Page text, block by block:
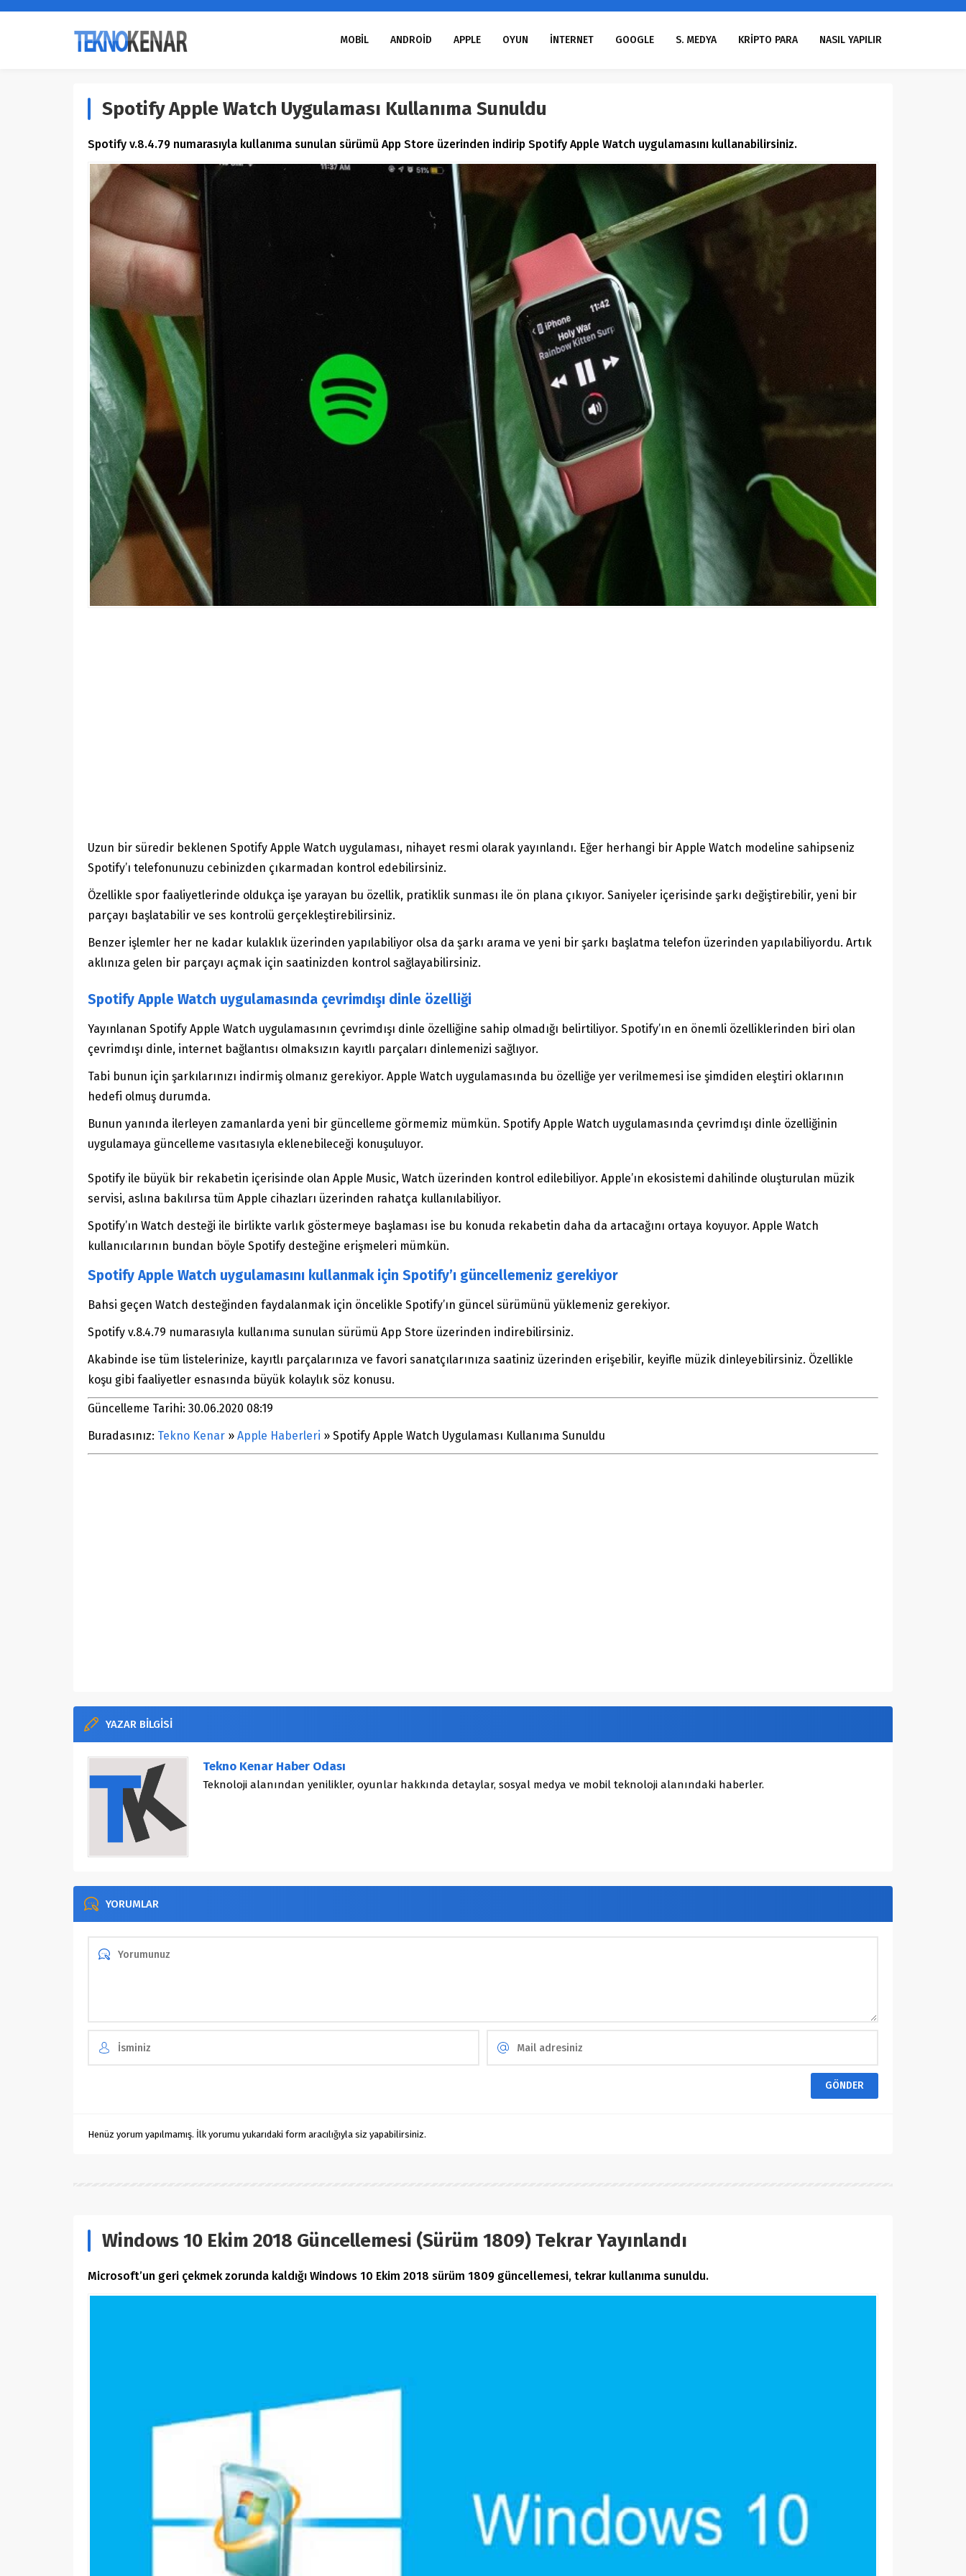
MOBİL ANDROİD APPLE OYUN İNTERNET GOOGLE S. MEDYA KRİPTO PARA NASIL YAPILIR
Spotify Apple Watch Uygulaması Kullanıma Sunuldu
Spotify v.8.4.79 numarasıyla kullanıma sunulan sürümü App Store üzerinden indirip Spotify Apple Watch uygulamasını kullanabilirsiniz.
Uzun bir süredir beklenen Spotify Apple Watch uygulaması, nihayet resmi olarak yayınlandı. Eğer herhangi bir Apple Watch modeline sahipseniz
Spotify’ı telefonunuzu cebinizden çıkarmadan kontrol edebilirsiniz.
Özellikle spor faaliyetlerinde oldukça işe yarayan bu özellik, pratiklik sunması ile ön plana çıkıyor. Saniyeler içerisinde şarkı değiştirebilir, yeni bir
parçayı başlatabilir ve ses kontrolü gerçekleştirebilirsiniz.
Benzer işlemler her ne kadar kulaklık üzerinden yapılabiliyor olsa da şarkı arama ve yeni bir şarkı başlatma telefon üzerinden yapılabiliyordu. Artık
aklınıza gelen bir parçayı açmak için saatinizden kontrol sağlayabilirsiniz.
Spotify Apple Watch uygulamasında çevrimdışı dinle özelliği
Yayınlanan Spotify Apple Watch uygulamasının çevrimdışı dinle özelliğine sahip olmadığı belirtiliyor. Spotify’ın en önemli özelliklerinden biri olan
çevrimdışı dinle, internet bağlantısı olmaksızın kayıtlı parçaları dinlemenizi sağlıyor.
Tabi bunun için şarkılarınızı indirmiş olmanız gerekiyor. Apple Watch uygulamasında bu özelliğe yer verilmemesi ise şimdiden eleştiri oklarının
hedefi olmuş durumda.
Bunun yanında ilerleyen zamanlarda yeni bir güncelleme görmemiz mümkün. Spotify Apple Watch uygulamasında çevrimdışı dinle özelliğinin
uygulamaya güncelleme vasıtasıyla eklenebileceği konuşuluyor.
Spotify ile büyük bir rekabetin içerisinde olan Apple Music, Watch üzerinden kontrol edilebiliyor. Apple’ın ekosistemi dahilinde oluşturulan müzik
servisi, aslına bakılırsa tüm Apple cihazları üzerinden rahatça kullanılabiliyor.
Spotify’ın Watch desteği ile birlikte varlık göstermeye başlaması ise bu konuda rekabetin daha da artacağını ortaya koyuyor. Apple Watch
kullanıcılarının bundan böyle Spotify desteğine erişmeleri mümkün.
Spotify Apple Watch uygulamasını kullanmak için Spotify’ı güncellemeniz gerekiyor
Bahsi geçen Watch desteğinden faydalanmak için öncelikle Spotify’ın güncel sürümünü yüklemeniz gerekiyor.
Spotify v.8.4.79 numarasıyla kullanıma sunulan sürümü App Store üzerinden indirebilirsiniz.
Akabinde ise tüm listelerinize, kayıtlı parçalarınıza ve favori sanatçılarınıza saatiniz üzerinden erişebilir, keyifle müzik dinleyebilirsiniz. Özellikle
koşu gibi faaliyetler esnasında büyük kolaylık söz konusu.
Güncelleme Tarihi: 30.06.2020 08:19
Buradasınız: Tekno Kenar » Apple Haberleri » Spotify Apple Watch Uygulaması Kullanıma Sunuldu
YAZAR BİLGİSİ
Tekno Kenar Haber Odası
Teknoloji alanından yenilikler, oyunlar hakkında detaylar, sosyal medya ve mobil teknoloji alanındaki haberler.
YORUMLAR
Henüz yorum yapılmamış. İlk yorumu yukarıdaki form aracılığıyla siz yapabilirsiniz.
Windows 10 Ekim 2018 Güncellemesi (Sürüm 1809) Tekrar Yayınlandı
Microsoft’un geri çekmek zorunda kaldığı Windows 10 Ekim 2018 sürüm 1809 güncellemesi, tekrar kullanıma sunuldu.